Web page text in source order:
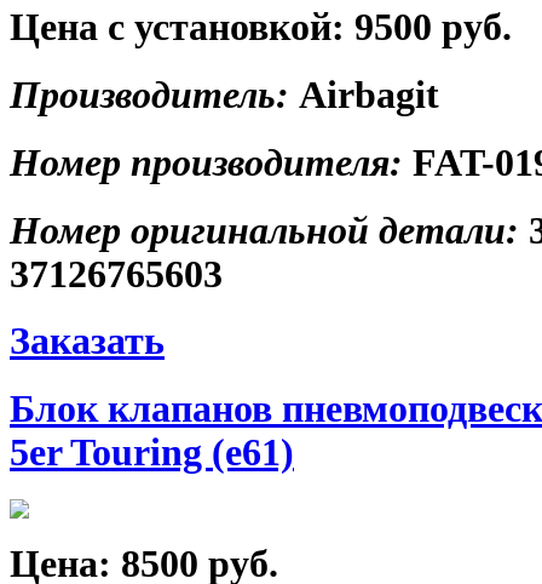
Цена с установкой: 9500 руб.
Производитель: Airbagit
Номер производителя: FAT-
Номер оригинальной детали:
37126765603
Заказать
Блок клапанов
5er Touring (e61)
Цена: 8500 руб.